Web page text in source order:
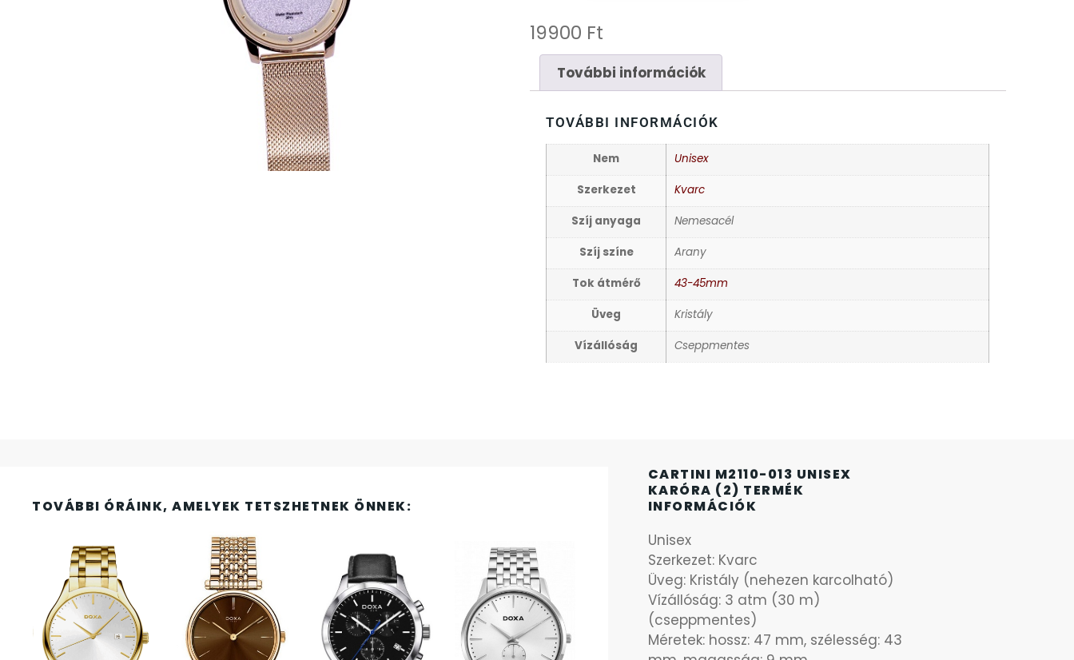
19900 Ft
További információk
TOVÁBBI INFORMÁCIÓK
Nem Unisex
Szerkezet Kvarc
Szíj anyaga Nemesacél
Szíj színe Arany
Tok átmérő 43-45mm
Üveg Kristály
Vízállóság Cseppmentes
TOVÁBBI ÓRÁINK, AMELYEK TETSZHETNEK ÖNNEK:
CARTINI M2110-013 UNISEX
KARÓRA (2) TERMÉK
INFORMÁCIÓK
Unisex
Szerkezet: Kvarc
Üveg: Kristály (nehezen karcolható)
Vízállóság: 3 atm (30 m)
(cseppmentes)
Méretek: hossz: 47 mm, szélesség: 43
615
DIVAT KARÓRÁK (Curren, Oulm,Naviforce, D-
25
HÁLÓZATI ÓRÁK
HOLLÓHÁZI PORCELÁN 14